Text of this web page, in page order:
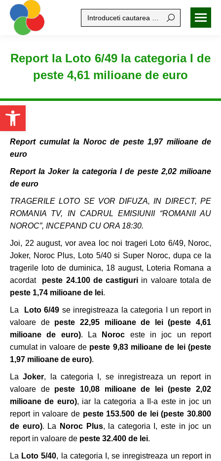
Open toolbar
Search:
Report la Loto 6/49 la categoria I de
peste 4,61 milioane de euro
Report cumulat la Noroc de peste 1,97 milioane de
euro
Report la Joker la categoria I de peste 2,02 milioane
de euro
TRAGERILE LOTO SE VOR DIFUZA, IN DIRECT, PE
ROMANIA TV, IN CADRUL EMISIUNII “ROMANII AU
NOROC”, INCEPAND CU ORA 18:30.
Joi, 22 august, vor avea loc noi trageri Loto 6/49, Noroc,
Joker, Noroc Plus, Loto 5/40 si Super Noroc, dupa ce la
tragerile loto de duminica, 18 august, Loteria Romana a
acordatpeste 24.100 de castiguri in valoare totala de
peste 1,74 milioane de lei.
La Loto 6/49 se inregistreaza la categoria I un report in
valoare de peste 22,95 milioane de lei (peste 4,61
milioane de euro). La Noroc este in joc un report
cumulat in valoare de peste 9,83 milioane de lei (peste
1,97 milioane de euro).
LaJoker, la categoria I, se inregistreaza un report in
valoare de peste 10,08 milioane de lei (peste 2,02
milioane de euro), iar la categoria a II-a este in joc un
report in valoare de peste 153.500 de lei (peste 30.800
de euro). La Noroc Plus, la categoria I, este in joc un
report in valoare de peste 32.400 de lei.
La Loto 5/40, la categoria I, se inregistreaza un report in